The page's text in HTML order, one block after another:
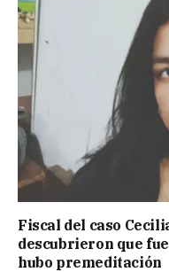
Fiscal del caso
descubrieron que
hubo premeditación